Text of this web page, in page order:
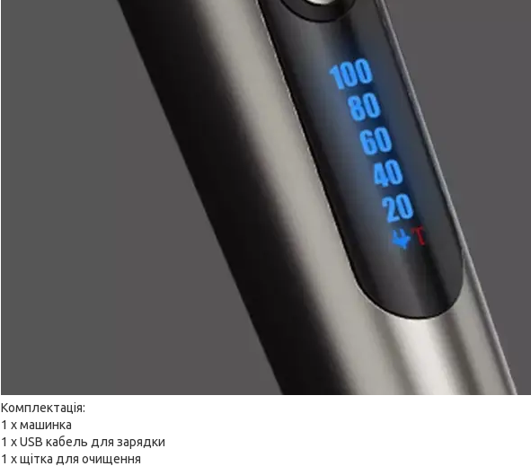
Комплектація:
1 х машинка
1 х USB кабель для зарядки
1 x щітка для очищення